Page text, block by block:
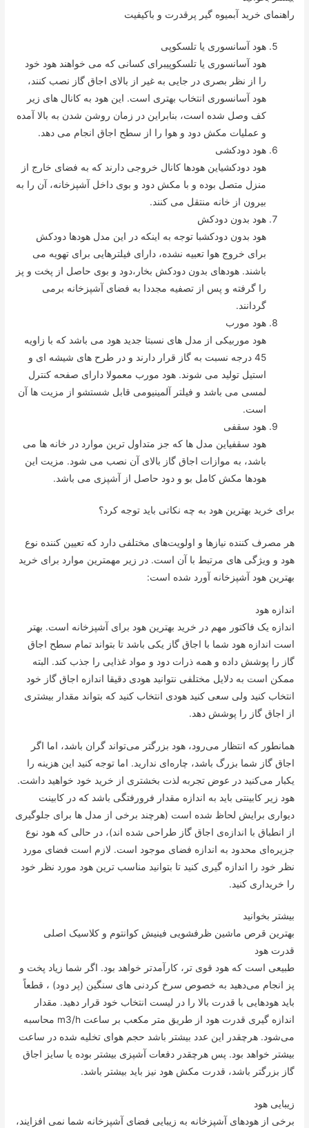
راهنمای خرید آبمیوه گیر پرقدرت و باکیفیت
هود آسانسوری یا تلسکوپی
هود آسانسوری یا تلسکوپیبرای کسانی که می خواهند هود خود
را از نظر بصری در جایی به غیر از بالای اجاق گاز نصب کنند،
هود آسانسوری انتخاب بهتری است. این هود به کانال های زیر
کف وصل شده است، بنابراین در زمان روشن شدن به بالا آمده
و عملیات مکش دود و هوا را از سطح اجاق انجام می دهد.
هود دودکشی
هود دودکشیاین هودها کانال خروجی دارند که به فضای خارج از
منزل متصل بوده و با مکش دود و بوی داخل آشپزخانه، آن را به
بیرون از خانه منتقل می کنند.
هود بدون دودکش
هود بدون دودکشبا توجه به اینکه در این مدل هودها دودکش
برای خروج هوا تعبیه نشده، دارای فیلترهایی برای تهویه می
باشند. هودهای بدون دودکش بخار،دود و بوی حاصل از پخت و پز
را گرفته و پس از تصفیه مجددا به فضای آشپزخانه برمی
گردانند.
هود مورب
هود موربیکی از مدل های نسبتا جدید هود می باشد که با زاویه
45 درجه نسبت به گاز قرار دارند و در طرح های شیشه ای و
استیل تولید می شوند. هود مورب معمولا دارای صفحه کنترل
لمسی می باشد و فیلتر آلمینیومی قابل شستشو از مزیت ها آن
است.
هود سقفی
هود سقفیاین مدل ها که جز متداول ترین موارد در خانه ها می
باشد، به موازات اجاق گاز بالای آن نصب می شود. مزیت این
هودها مکش کامل بو و دود حاصل از آشپزی می باشد.
برای خرید بهترین هود به چه نکاتی باید توجه کرد؟
هر مصرف کننده نیازها و اولویت‌‌های مختلفی دارد که تعیین کننده نوع
هود و ویژگی های مرتبط با آن است. در زیر مهمترین موارد برای خرید
بهترین هود آشپزخانه آورد شده است:
اندازه هود
اندازه یک فاکتور مهم در خرید بهترین هود برای آشپزخانه است. بهتر
است اندازه هود شما با اجاق گاز یکی باشد تا بتواند تمام سطح اجاق
گاز را پوشش داده و همه ذرات دود و مواد غذایی را جذب کند. البته
ممکن است به دلایل مختلفی نتوانید هودی دقیقا اندازه اجاق گاز خود
انتخاب کنید ولی سعی کنید هودی انتخاب کنید که بتواند مقدار بیشتری
از اجاق گاز را پوشش دهد.
همانطور که انتظار می‌رود، هود بزرگتر می‌تواند گران باشد، اما اگر
اجاق گاز شما بزرگ باشد، چاره‌ای ندارید. اما توجه کنید این هزینه را
یکبار می‌کنید در عوض تجربه لذت بخشتری از خرید خود خواهید داشت.
هود زیر کابینتی باید به اندازه مقدار فرورفتگی باشد که در کابینت
دیواری برایش لحاظ شده است (هرچند برخی از مدل ها برای جلوگیری
از انطباق با اندازه‌ی اجاق گاز طراحی شده اند)، در حالی که هود نوع
جزیره‌ای محدود به اندازه فضای موجود است. لازم است فضای مورد
نظر خود را اندازه گیری کنید تا بتوانید مناسب ترین هود مورد نظر خود
را خریداری کنید.
بیشتر بخوانید
بهترین قرص ماشین ظرفشویی فینیش کوانتوم و کلاسیک اصلی
قدرت هود
طبیعی است که هود قوی تر، کارآمدتر خواهد بود. اگر شما زیاد پخت و
پز انجام می‌دهید به خصوص سرخ کردنی های سنگین (پر دود) ، قطعاً
باید هودهایی با قدرت بالا را در لیست انتخاب خود قرار دهید. مقدار
اندازه گیری قدرت هود از طریق متر مکعب بر ساعت m3/h محاسبه
می‌شود. هرچقدر این عدد بیشتر باشد حجم هوای تخلیه شده در ساعت
بیشتر خواهد بود. پس هرچقدر دفعات آشپزی بیشتر بوده یا سایز اجاق
گاز بزرگتر باشد، قدرت مکش هود نیز باید بیشتر باشد.
زیبایی هود
برخی از هودهای آشپزخانه به زیبایی فضای آشپزخانه شما نمی افزایند،